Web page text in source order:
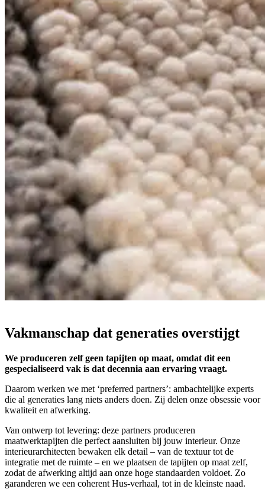
Vakmanschap dat generaties overstijgt
We produceren zelf geen tapijten op maat, omdat dit een
gespecialiseerd vak is dat decennia aan ervaring vraagt.
Daarom werken we met ‘preferred partners’: ambachtelijke experts
die al generaties lang niets anders doen. Zij delen onze obsessie voor
kwaliteit en afwerking.
Van ontwerp tot levering: deze partners produceren
maatwerktapijten die perfect aansluiten bij jouw interieur. Onze
interieurarchitecten bewaken elk detail – van de textuur tot de
integratie met de ruimte – en we plaatsen de tapijten op maat zelf,
zodat de afwerking altijd aan onze hoge standaarden voldoet. Zo
garanderen we een coherent Hus-verhaal, tot in de kleinste naad.